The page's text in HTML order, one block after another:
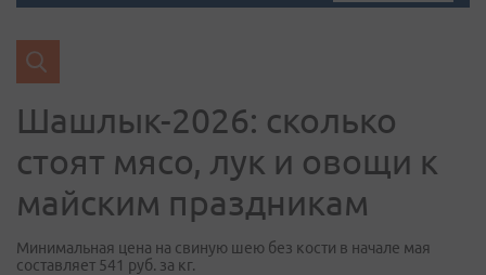
Шашлык-2026: сколько
стоят мясо, лук и овощи к
майским праздникам
Минимальная цена на свиную шею без кости в начале мая
составляет 541 руб. за кг.